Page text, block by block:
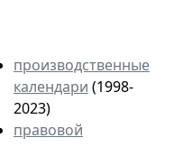
производственные
календари (1998-
2023)
правовой